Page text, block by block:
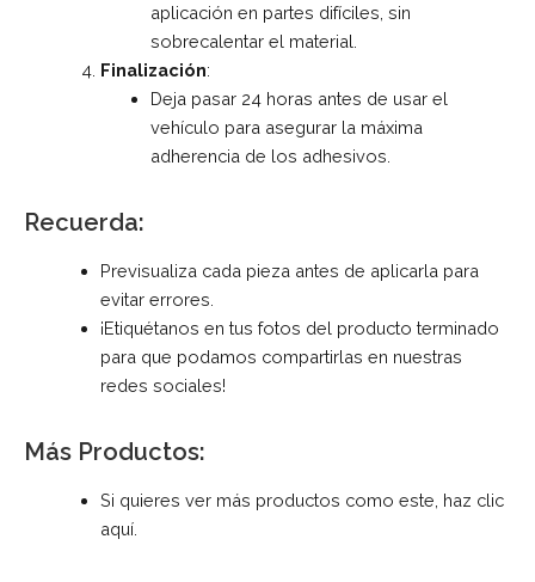
aplicación en partes difíciles, sin
sobrecalentar el material.
Finalización:
Deja pasar 24 horas antes de usar el
vehículo para asegurar la máxima
adherencia de los adhesivos.
Recuerda:
Previsualiza cada pieza antes de aplicarla para
evitar errores.
¡Etiquétanos en tus fotos del producto terminado
para que podamos compartirlas en nuestras
redes sociales!
Más Productos:
Si quieres ver más productos como este, haz clic
aquí.